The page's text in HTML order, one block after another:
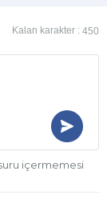
Kalan karakter : 450
içermemesi